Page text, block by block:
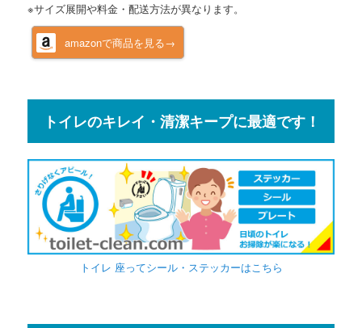
※サイズ展開や料金・配送方法が異なります。
amazonで商品を見る→
トイレのキレイ・清潔キープに最適です！
トイレ 座ってシール・ステッカーはこちら